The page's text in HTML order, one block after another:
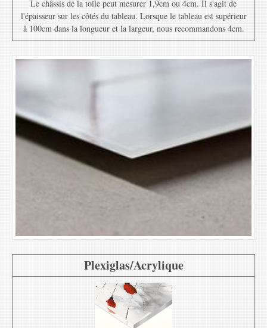
Le châssis de la toile peut mesurer 1,9cm ou 4cm. Il s'agit de
l'épaisseur sur les côtés du tableau. Lorsque le tableau est supérieur
à 100cm dans la longueur et la largeur, nous recommandons 4cm.
Plexiglas/Acrylique